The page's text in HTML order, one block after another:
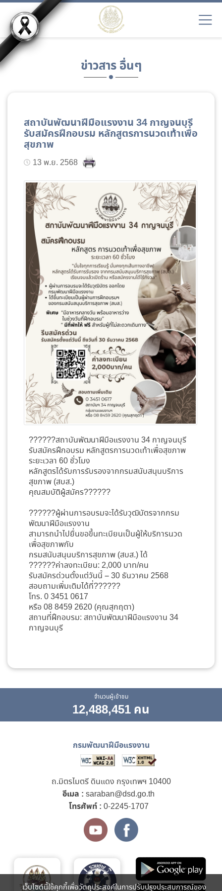
ข่าวสาร อื่นๆ
สถาบันพัฒนาฝีมือแรงงาน 34 กาญจนบุรี
รับสมัครฝึกอบรม หลักสูตรการนวดเท้าเพื่อ
สุขภาพ
13 พ.ย. 2568
??????สถาบันพัฒนาฝีมือแรงงาน 34 กาญจนบุรี
รับสมัครฝึกอบรม หลักสูตรการนวดเท้าเพื่อสุขภาพ
ระยะเวลา 60 ชั่วโมง
หลักสูตรได้รับการรับรองจากกรมสนับสนุนบริการ
สุขภาพ (สบส.)
คุณสมบัติผู้สมัคร??????
??????ผู้ผ่านการอบรมจะได้รับวุฒิบัตรจากกรม
พัฒนาฝีมือแรงงาน
สามารถนำไปยื่นขอขึ้นทะเบียนเป็นผู้ให้บริการนวด
เพื่อสุขภาพกับ
กรมสนับสนุนบริการสุขภาพ (สบส.) ได้
??????ค่าลงทะเบียน: 2,000 บาท/คน
รับสมัครด่วนตั้งแต่วันนี้ – 30 ธันวาคม 2568
สอบถามเพิ่มเติมได้ที่??????
โทร. 0 3451 0617
หรือ 08 8459 2620 (คุณสุกฤตา)
สถานที่ฝึกอบรม: สถาบันพัฒนาฝีมือแรงงาน 34
กาญจนบุรี
จำนวนผู้เข้าชม
12,488,451 คน
กรมพัฒนาฝีมือแรงงาน
ถ.มิตรไมตรี ดินแดง กรุงเทพฯ 10400
อีเมล : saraban@dsd.go.th
โทรศัพท์ : 0-2245-1707
เว็บไซต์นี้ใช้คุกกี้เพื่อวัตถุประสงค์ในการปรับปรุงประสบการณ์ของ